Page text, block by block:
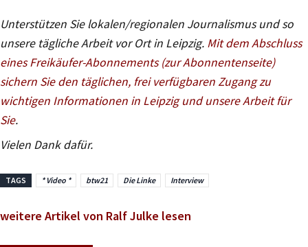
Unterstützen Sie lokalen/regionalen Journalismus und so
unsere tägliche Arbeit vor Ort in Leipzig. Mit dem Abschluss
eines Freikäufer-Abonnements (zur Abonnentenseite)
sichern Sie den täglichen, frei verfügbaren Zugang zu
wichtigen Informationen in Leipzig und unsere Arbeit für
Sie.
Vielen Dank dafür.
TAGS * Video * btw21 Die Linke Interview
weitere Artikel von Ralf Julke lesen